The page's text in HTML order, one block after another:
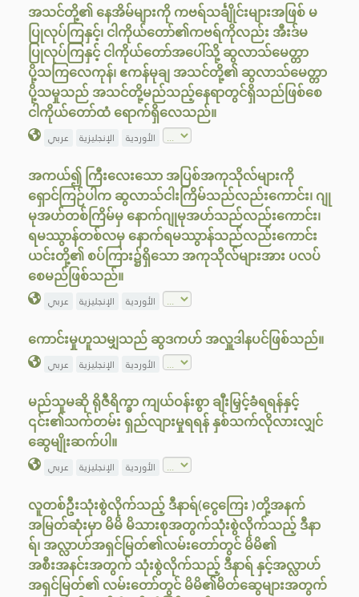
အသင်တို့၏ နေအိမ်များကို ကဗရ်သင်္ချိုင်းများအဖြစ် မ
ပြုလုပ်ကြနှင့်၊ ငါကိုယ်တော်၏ကဗရ်ကိုလည်း အီးဒ်မ
ပြုလုပ်ကြနှင့် ငါကိုယ်တော်အပေါ်သို့ ဆွလာသ်မေတ္တာ
ပို့သကြလေကုန်၊ ဧကန်မုချ အသင်တို့၏ ဆွလာသ်မေတ္တာ
ပို့သမှုသည် အသင်တို့မည်သည့်နေရာတွင်ရှိသည်ဖြစ်စေ
ငါကိုယ်တော်ထံ ရောက်ရှိလေသည်။
عربي الإنجليزية الأوردية
အကယ်၍ ကြီးလေးသော အပြစ်အကုသိုလ်များကို
ရှောင်ကြဉ်ပါက ဆွလာသ်ငါးကြိမ်သည်လည်းကောင်း၊ ဂျု
မုအဟ်တစ်ကြိမ်မှ နောက်ဂျုမုအဟ်သည်လည်းကောင်း၊
ရမဿွာန်တစ်လမှ နောက်ရမဿွာန်သည်လည်းကောင်း
ယင်းတို့၏ စပ်ကြား၌ရှိသော အကုသိုလ်များအား ပလပ်
စေမည်ဖြစ်သည်။
عربي الإنجليزية الأوردية
ကောင်းမှုဟူသမျှသည် ဆွဒကဟ် အလှူဒါနပင်ဖြစ်သည်။
عربي الإنجليزية الأوردية
မည်သူမဆို ရိုဇီရိက္ခာ ကျယ်ဝန်းစွာ ချီးမြှင့်ခံရရန်နှင့်
၎င်း၏သက်တမ်း ရှည်လျားမှုရရန် နှစ်သက်လိုလားလျှင်
ဆွေမျိုးဆက်ပါ။
عربي الإنجليزية الأوردية
လူတစ်ဦးသုံးစွဲလိုက်သည့် ဒီနာရ်(ငွေကြေး )တို့အနက်
အမြတ်ဆုံးမှာ မိမိ မိသားစုအတွက်သုံးစွဲလိုက်သည့် ဒီနာ
ရ်၊ အလ္လာဟ်အရှင်မြတ်၏လမ်းတော်တွင် မိမိ၏
အစီးအနင်းအတွက် သုံးစွဲလိုက်သည့် ဒီနာရ် နှင့်အလ္လာဟ်
အရှင်မြတ်၏ လမ်းတော်တွင် မိမိ၏မိတ်ဆွေများအတွက်